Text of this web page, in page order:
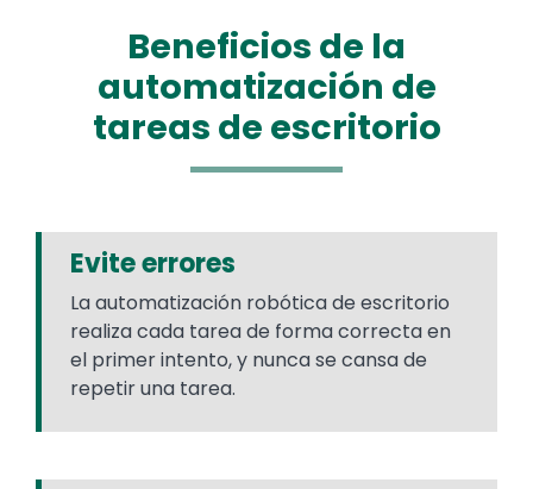
Beneficios de la
automatización de
tareas de escritorio
Evite errores
La automatización robótica de escritorio
realiza cada tarea de forma correcta en
el primer intento, y nunca se cansa de
repetir una tarea.